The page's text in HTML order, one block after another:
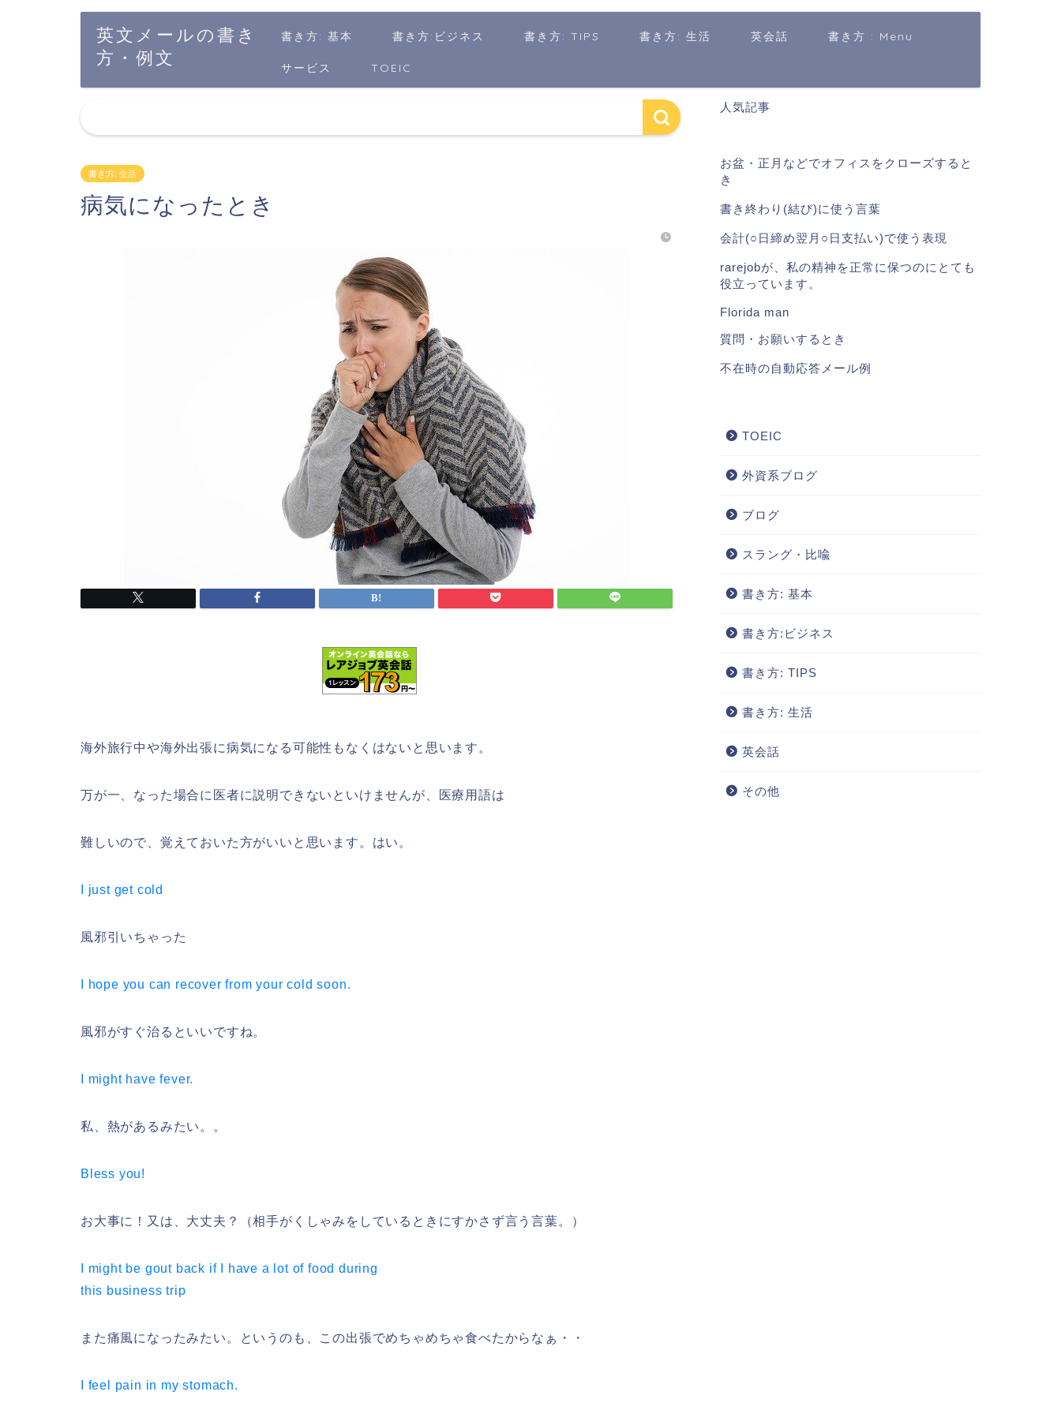
英文メールの書き
方・例文
書き方: 基本 書き方:ビジネス 書き方: TIPS 書き方: 生活 英会話 書き方 : Menu
サービス TOEIC
書き方: 生活
病気になったとき
海外旅行中や海外出張に病気になる可能性もなくはないと思います。
万が一、なった場合に医者に説明できないといけませんが、医療用語は
難しいので、覚えておいた方がいいと思います。はい。
I just get cold
風邪引いちゃった
I hope you can recover from your cold soon.
風邪がすぐ治るといいですね。
I might have fever.
私、熱があるみたい。。
Bless you!
お大事に！又は、大丈夫？（相手がくしゃみをしているときにすかさず言う言葉。）
I might be gout back if I have a lot of food during
this business trip
また痛風になったみたい。というのも、この出張でめちゃめちゃ食べたからなぁ・・
I feel pain in my stomach.
人気記事
お盆・正月などでオフィスをクローズすると
き
書き終わり(結び)に使う言葉
会計(○日締め翌月○日支払い)で使う表現
rarejobが、私の精神を正常に保つのにとても
役立っています。
Florida man
質問・お願いするとき
不在時の自動応答メール例
TOEIC
外資系ブログ
ブログ
スラング・比喩
書き方: 基本
書き方:ビジネス
書き方: TIPS
書き方: 生活
英会話
その他